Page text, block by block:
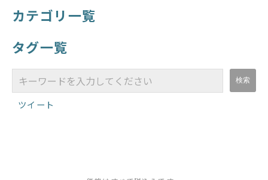
カテゴリ一覧
タグ一覧
ツイート